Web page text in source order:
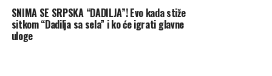
SNIMA SE SRPSKA “DADILJA”! Evo kada stiže
sitkom “Dadilja sa sela” i ko će igrati glavne
uloge